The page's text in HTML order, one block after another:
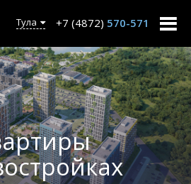
Тула +7 (4872) 570-571